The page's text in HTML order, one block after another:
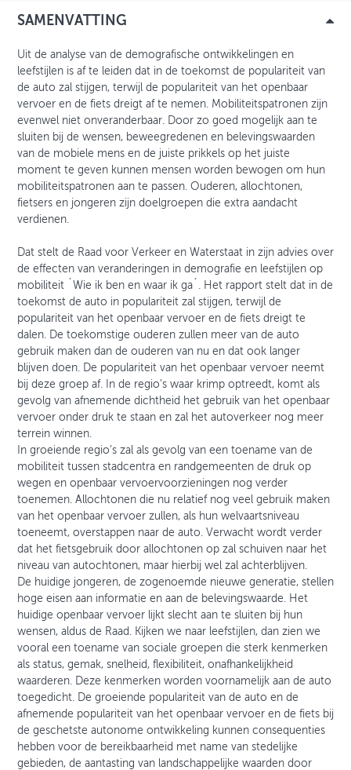
SAMENVATTING
Uit de analyse van de demografische ontwikkelingen en
leefstijlen is af te leiden dat in de toekomst de populariteit van
de auto zal stijgen, terwijl de populariteit van het openbaar
vervoer en de fiets dreigt af te nemen. Mobiliteitspatronen zijn
evenwel niet onveranderbaar. Door zo goed mogelijk aan te
sluiten bij de wensen, beweegredenen en belevingswaarden
van de mobiele mens en de juiste prikkels op het juiste
moment te geven kunnen mensen worden bewogen om hun
mobiliteitspatronen aan te passen. Ouderen, allochtonen,
fietsers en jongeren zijn doelgroepen die extra aandacht
verdienen.
Dat stelt de Raad voor Verkeer en Waterstaat in zijn advies over
de effecten van veranderingen in demografie en leefstijlen op
mobiliteit ´Wie ik ben en waar ik ga´. Het rapport stelt dat in de
toekomst de auto in populariteit zal stijgen, terwijl de
populariteit van het openbaar vervoer en de fiets dreigt te
dalen. De toekomstige ouderen zullen meer van de auto
gebruik maken dan de ouderen van nu en dat ook langer
blijven doen. De populariteit van het openbaar vervoer neemt
bij deze groep af. In de regio’s waar krimp optreedt, komt als
gevolg van afnemende dichtheid het gebruik van het openbaar
vervoer onder druk te staan en zal het autoverkeer nog meer
terrein winnen.
In groeiende regio’s zal als gevolg van een toename van de
mobiliteit tussen stadcentra en randgemeenten de druk op
wegen en openbaar vervoervoorzieningen nog verder
toenemen. Allochtonen die nu relatief nog veel gebruik maken
van het openbaar vervoer zullen, als hun welvaartsniveau
toeneemt, overstappen naar de auto. Verwacht wordt verder
dat het fietsgebruik door allochtonen op zal schuiven naar het
niveau van autochtonen, maar hierbij wel zal achterblijven.
De huidige jongeren, de zogenoemde nieuwe generatie, stellen
hoge eisen aan informatie en aan de belevingswaarde. Het
huidige openbaar vervoer lijkt slecht aan te sluiten bij hun
wensen, aldus de Raad. Kijken we naar leefstijlen, dan zien we
vooral een toename van sociale groepen die sterk kenmerken
als status, gemak, snelheid, flexibiliteit, onafhankelijkheid
waarderen. Deze kenmerken worden voornamelijk aan de auto
toegedicht. De groeiende populariteit van de auto en de
afnemende populariteit van het openbaar vervoer en de fiets bij
de geschetste autonome ontwikkeling kunnen consequenties
hebben voor de bereikbaarheid met name van stedelijke
gebieden, de aantasting van landschappelijke waarden door